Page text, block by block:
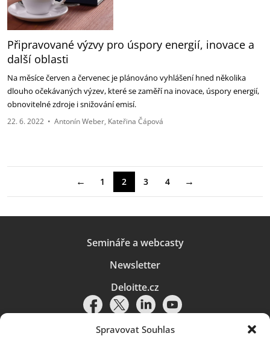
Spravovat Souhlas
Připravované výzvy pro úspory energií, inovace a
další oblasti
Na měsíce červen a červenec je plánováno vyhlášení hned několika
dlouho očekávaných výzev, které se zaměří na inovace, úspory energií,
obnovitelné zdroje i snižování emisí.
22. 6. 2022 • Antonín Weber Kateřina Čápová
← 1 2 3 4 →
Semináře a webcasty
Newsletter
Deloitte.cz